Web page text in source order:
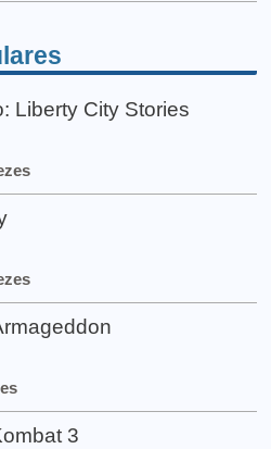
Liberty City Stories
3